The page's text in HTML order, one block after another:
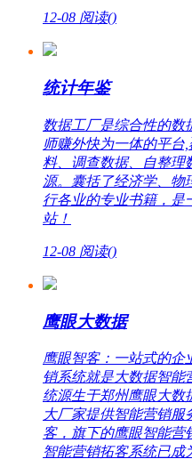
12-08 阅读()
统计年鉴
数据工厂是综合性的数
师赚外快为一体的平台
料、调查数据、自整理
源。囊括了经济学、物
行各业的专业书籍，是
站！
12-08 阅读()
鹰眼大数据
鹰眼智客：一站式的企
销系统就是大数据智能
统源生于郑州鹰眼大数
大厂家提供智能营销
客，旗下的鹰眼智能营
智能营销拓客系统已成